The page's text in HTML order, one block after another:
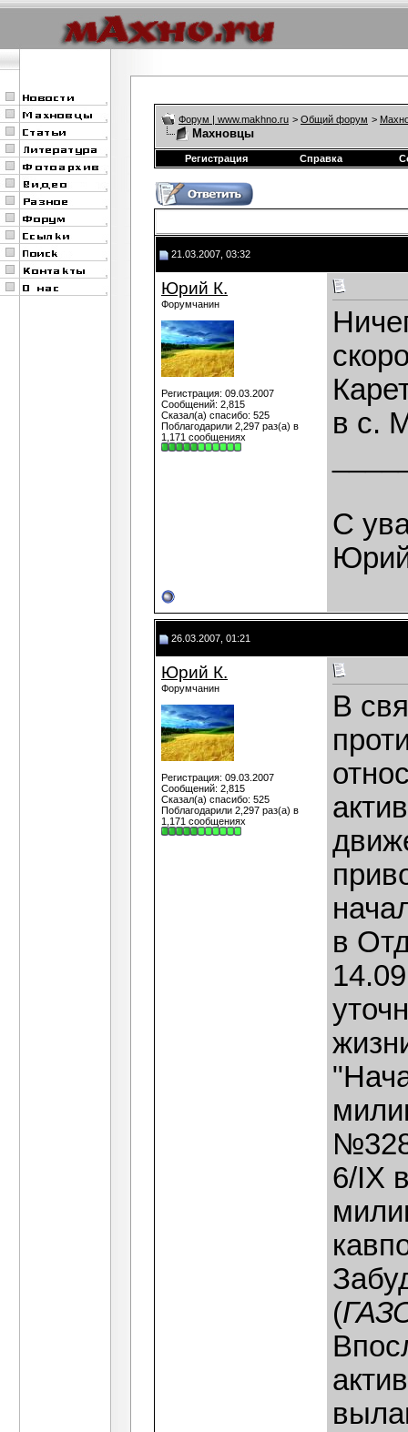
Форум | www.makhno.ru > Общий форум >
Махновцы
Регистрация Справка
21.03.2007, 03:32
Юрий К.
Форумчанин
Регистрация: 09.03.2007
Сообщений: 2,815
Сказал(а) спасибо: 525
Поблагодарили 2,297 раз(а) в
1,171 сообщениях
в с.
С
26.03.2007, 01:21
Юрий К.
Форумчанин
Регистрация: 09.03.2007
Сообщений: 2,815
Сказал(а) спасибо: 525
Поблагодарили 2,297 раз(а) в
1,171 сообщениях
В
в
6/IX
(